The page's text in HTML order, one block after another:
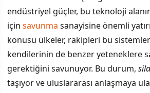
endüstriyel güçler, bu teknoloji
için savunma sanayisine önemli
konusu ülkeler, rakipleri bu
kendilerinin de benzer yeteneklere
gerektiğini savunuyor. Bu durum,
taşıyor ve uluslararası anlaşmaya